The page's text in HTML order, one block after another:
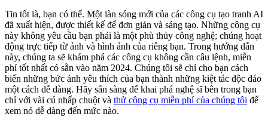
Tin tốt là, bạn có thể. Một làn sóng mới của các công cụ tạo tranh AI
đã xuất hiện, được thiết kế để đơn giản và sáng tạo. Những công cụ
này không yêu cầu bạn phải là một phù thủy công nghệ; chúng hoạt
động trực tiếp từ ảnh và hình ảnh của riêng bạn. Trong hướng dẫn
này, chúng ta sẽ khám phá các công cụ không cần câu lệnh, miễn
phí tốt nhất có sẵn vào năm 2024. Chúng tôi sẽ chỉ cho bạn cách
biến những bức ảnh yêu thích của bạn thành những kiệt tác độc đáo
một cách dễ dàng. Hãy sẵn sàng để khai phá nghệ sĩ bên trong bạn
chỉ với vài cú nhấp chuột và thử công cụ miễn phí của chúng tôi để
xem nó dễ dàng đến mức nào.